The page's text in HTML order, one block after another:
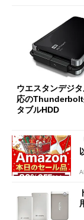
ウエスタンデジ
応のThunderbolt
タブルHDD